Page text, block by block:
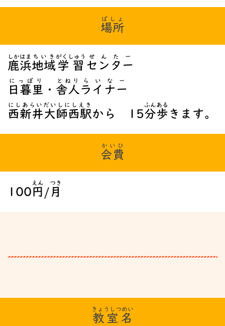
場所
ばしょ
鹿浜
しかはま
地域
ちいき
学習
がくしゅう
センター
せんたー
日暮里
にっぽり
・ 舎人
とねり
ライナー
らいなー
西新井大師西駅
にしあらいだいしにしえき
から 15分
ふん
歩
ある
きます。
会費
かいひ
100円
えん
/ 月
つき
教室名
きょうしつめい